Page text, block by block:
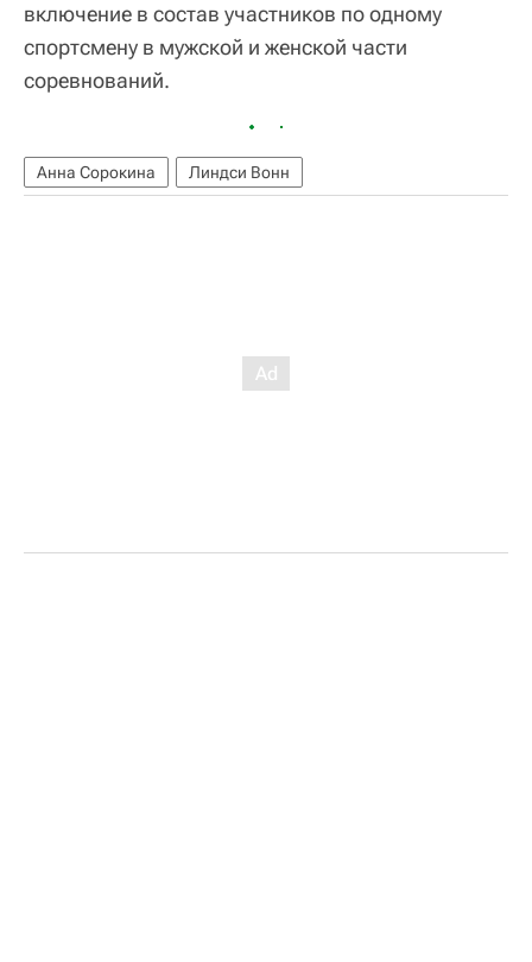
включение в состав участников по одному
спортсмену в мужской и женской части
соревнований.
Анна Сорокина Линдси Вонн